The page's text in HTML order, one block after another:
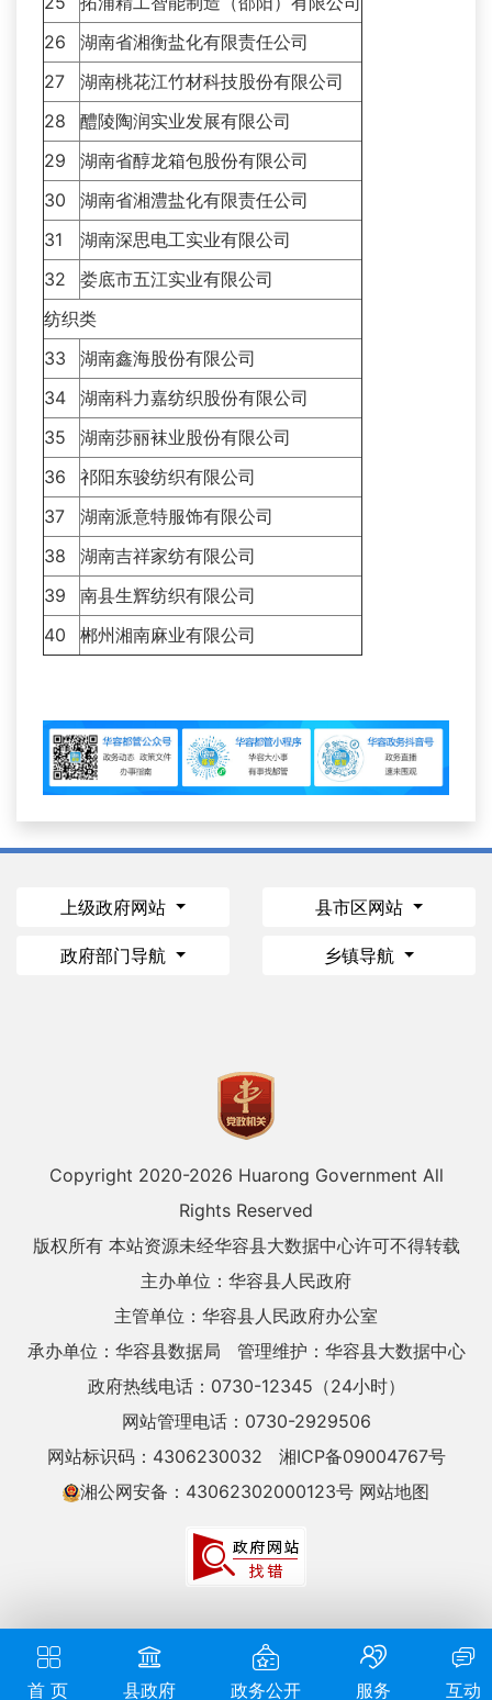
首 页 县政府 政务公开 服务 互动
26
湖南省湘衡盐化有限责任公司
27
湖南桃花江竹材科技股份有限公司
28
醴陵陶润实业发展有限公司
29
湖南省醇龙箱包股份有限公司
30
湖南省湘澧盐化有限责任公司
31
湖南深思电工实业有限公司
32
娄底市五江实业有限公司
纺织类
33
湖南鑫海股份有限公司
34
湖南科力嘉纺织股份有限公司
35
湖南莎丽袜业股份有限公司
36
祁阳东骏纺织有限公司
37
湖南派意特服饰有限公司
38
湖南吉祥家纺有限公司
39
南县生辉纺织有限公司
40
郴州湘南麻业有限公司
上级政府网站 县市区网站
政府部门导航 乡镇导航
Copyright 2020-2026 Huarong Government All
Rights Reserved
版权所有 本站资源未经华容县大数据中心许可不得转载
主办单位：华容县人民政府
主管单位：华容县人民政府办公室
承办单位：华容县数据局
管理维护：华容县大数据中心
政府热线电话：0730-12345（24小时）
网站管理电话：0730-2929506
网站标识码：4306230032
湘ICP备09004767号
湘公网安备：43062302000123号 网站地图